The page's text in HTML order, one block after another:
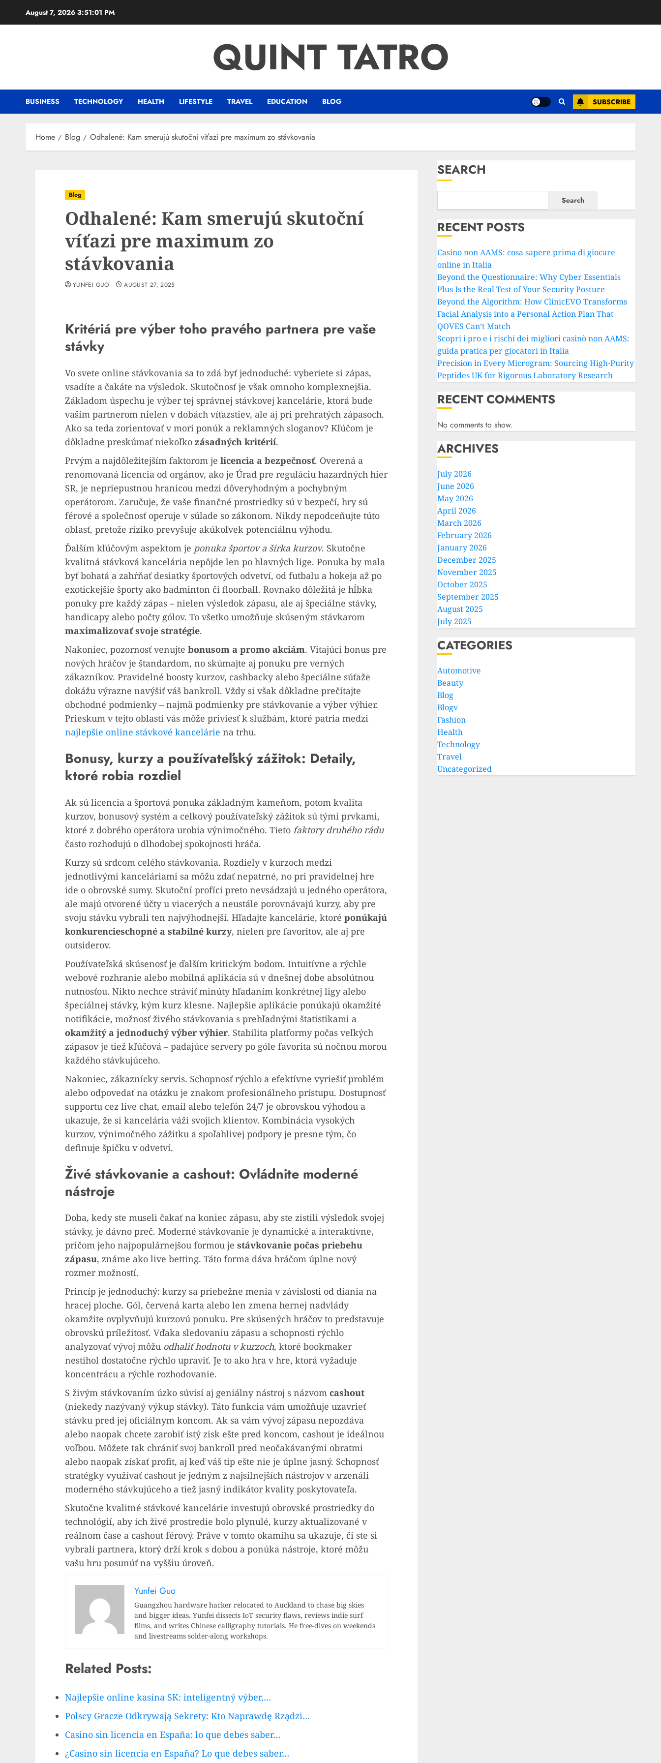
August 7, 2026 3:51:02 PM
QUINT TATRO
BUSINESS TECHNOLOGY HEALTH LIFESTYLE TRAVEL EDUCATION BLOG SUBSCRIBE
Home Blog Odhalené: Kam smerujú skutoční víťazi pre maximum zo stávkovania
Blog
Odhalené: Kam smerujú skutoční
víťazi pre maximum zo
stávkovania
YUNFEI GUO AUGUST 27, 2025
Kritériá pre výber toho pravého partnera pre vaše
stávky
Vo svete online stávkovania sa to zdá byť jednoduché: vyberiete si zápas,
vsadíte a čakáte na výsledok. Skutočnosť je však omnoho komplexnejšia.
Základom úspechu je výber tej správnej stávkovej kancelárie, ktorá bude
vaším partnerom nielen v dobách víťazstiev, ale aj pri prehratých zápasoch.
Ako sa teda zorientovať v mori ponúk a reklamných sloganov? Kľúčom je
dôkladne preskúmať niekoľko zásadných kritérií.
Prvým a najdôležitejším faktorom je licencia a bezpečnosť. Overená a
renomovaná licencia od orgánov, ako je Úrad pre reguláciu hazardných hier
SR, je nepriepustnou hranicou medzi dôveryhodným a pochybným
operátorom. Zaručuje, že vaše finančné prostriedky sú v bezpečí, hry sú
férové a společnosť operuje v súlade so zákonom. Nikdy nepodceňujte túto
oblasť, pretože riziko prevyšuje akúkoľvek potenciálnu výhodu.
Ďalším kľúčovým aspektom je ponuka športov a šírka kurzov. Skutočne
kvalitná stávková kancelária nepôjde len po hlavných lige. Ponuka by mala
byť bohatá a zahŕňať desiatky športových odvetví, od futbalu a hokeja až po
exotickejšie športy ako badminton či floorball. Rovnako dôležitá je hĺbka
ponuky pre každý zápas – nielen výsledok zápasu, ale aj špeciálne stávky,
handicapy alebo počty gólov. To všetko umožňuje skúseným stávkarom
maximalizovať svoje stratégie.
Nakoniec, pozornosť venujte bonusom a promo akciám. Vitajúci bonus pre
nových hráčov je štandardom, no skúmajte aj ponuku pre verných
zákazníkov. Pravidelné boosty kurzov, cashbacky alebo špeciálne súťaže
dokážu výrazne navýšiť váš bankroll. Vždy si však dôkladne prečítajte
obchodné podmienky – najmä podmienky pre stávkovanie a výber výhier.
Prieskum v tejto oblasti vás môže priviesť k službám, ktoré patria medzi
najlepšie online stávkové kancelárie na trhu.
Bonusy, kurzy a používateľský zážitok: Detaily,
ktoré robia rozdiel
Ak sú licencia a športová ponuka základným kameňom, potom kvalita
kurzov, bonusový systém a celkový používateľský zážitok sú tými prvkami,
ktoré z dobrého operátora urobia výnimočného. Tieto faktory druhého rádu
často rozhodujú o dlhodobej spokojnosti hráča.
Kurzy sú srdcom celého stávkovania. Rozdiely v kurzoch medzi
jednotlivými kanceláriami sa môžu zdať nepatrné, no pri pravidelnej hre
ide o obrovské sumy. Skutoční profíci preto nevsádzajú u jedného operátora,
ale majú otvorené účty u viacerých a neustále porovnávajú kurzy, aby pre
svoju stávku vybrali ten najvýhodnejší. Hľadajte kancelárie, ktoré ponúkajú
konkurencieschopné a stabilné kurzy, nielen pre favoritov, ale aj pre
outsiderov.
Používateľská skúsenosť je ďalším kritickým bodom. Intuitívne a rýchle
webové rozhranie alebo mobilná aplikácia sú v dnešnej dobe absolútnou
nutnosťou. Nikto nechce stráviť minúty hľadaním konkrétnej ligy alebo
špeciálnej stávky, kým kurz klesne. Najlepšie aplikácie ponúkajú okamžité
notifikácie, možnosť živého stávkovania s prehľadnými štatistikami a
okamžitý a jednoduchý výber výhier. Stabilita platformy počas veľkých
zápasov je tiež kľúčová – padajúce servery po góle favorita sú nočnou morou
každého stávkujúceho.
Nakoniec, zákaznícky servis. Schopnosť rýchlo a efektívne vyriešiť problém
alebo odpovedať na otázku je znakom profesionálneho prístupu. Dostupnosť
supportu cez live chat, email alebo telefón 24/7 je obrovskou výhodou a
ukazuje, že si kancelária váži svojich klientov. Kombinácia vysokých
kurzov, výnimočného zážitku a spoľahlivej podpory je presne tým, čo
definuje špičku v odvetví.
Živé stávkovanie a cashout: Ovládnite moderné
nástroje
Doba, kedy ste museli čakať na koniec zápasu, aby ste zistili výsledok svojej
stávky, je dávno preč. Moderné stávkovanie je dynamické a interaktívne,
pričom jeho najpopulárnejšou formou je stávkovanie počas priebehu
zápasu, známe ako live betting. Táto forma dáva hráčom úplne nový
rozmer možností.
Princíp je jednoduchý: kurzy sa priebežne menia v závislosti od diania na
hracej ploche. Gól, červená karta alebo len zmena hernej nadvlády
okamžite ovplyvňujú kurzovú ponuku. Pre skúsených hráčov to predstavuje
obrovskú príležitosť. Vďaka sledovaniu zápasu a schopnosti rýchlo
analyzovať vývoj môžu odhaliť hodnotu v kurzoch, ktoré bookmaker
nestihol dostatočne rýchlo upraviť. Je to ako hra v hre, ktorá vyžaduje
koncentrácu a rýchle rozhodovanie.
S živým stávkovaním úzko súvisí aj geniálny nástroj s názvom cashout
(niekedy nazývaný výkup stávky). Táto funkcia vám umožňuje uzavrieť
stávku pred jej oficiálnym koncom. Ak sa vám vývoj zápasu nepozdáva
alebo naopak chcete zarobiť istý zisk ešte pred koncom, cashout je ideálnou
voľbou. Môžete tak chrániť svoj bankroll pred neočakávanými obratmi
alebo naopak získať profit, aj keď váš tip ešte nie je úplne jasný. Schopnosť
stratégky využívať cashout je jedným z najsilnejších nástrojov v arzenáli
moderného stávkujúceho a tiež jasný indikátor kvality poskytovateľa.
Skutočne kvalitné stávkové kancelárie investujú obrovské prostriedky do
technológií, aby ich živé prostredie bolo plynulé, kurzy aktualizované v
reálnom čase a cashout férový. Práve v tomto okamihu sa ukazuje, či ste si
vybrali partnera, ktorý drží krok s dobou a ponúka nástroje, ktoré môžu
vašu hru posunúť na vyššiu úroveň.
Yunfei Guo
Guangzhou hardware hacker relocated to Auckland to chase big skies
and bigger ideas. Yunfei dissects IoT security flaws, reviews indie surf
films, and writes Chinese calligraphy tutorials. He free-dives on weekends
and livestreams solder-along workshops.
Related Posts:
Najlepšie online kasína SK: inteligentný výber,…
Polscy Gracze Odkrywają Sekrety: Kto Naprawdę Rządzi…
Casino sin licencia en España: lo que debes saber…
¿Casino sin licencia en España? Lo que debes saber…
SEARCH
Search
RECENT POSTS
Casino non AAMS: cosa sapere prima di giocare
online in Italia
Beyond the Questionnaire: Why Cyber Essentials
Plus Is the Real Test of Your Security Posture
Beyond the Algorithm: How ClinicEVO Transforms
Facial Analysis into a Personal Action Plan That
QOVES Can’t Match
Scopri i pro e i rischi dei migliori casinò non AAMS:
guida pratica per giocatori in Italia
Precision in Every Microgram: Sourcing High-Purity
Peptides UK for Rigorous Laboratory Research
RECENT COMMENTS
No comments to show.
ARCHIVES
July 2026
June 2026
May 2026
April 2026
March 2026
February 2026
January 2026
December 2025
November 2025
October 2025
September 2025
August 2025
July 2025
CATEGORIES
Automotive
Beauty
Blog
Blogv
Fashion
Health
Technology
Travel
Uncategorized